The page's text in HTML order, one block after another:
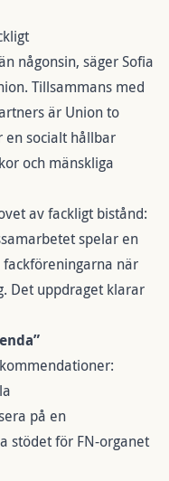
någonsin, säger Sofia
Tillsammans med
är Union to
en socialt hållbar
och mänskliga
av fackligt bistånd:
spelar en
när
Det uppdraget klarar
på en
stödet för FN-organet